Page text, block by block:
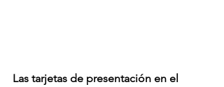
Las tarjetas de presentación en el